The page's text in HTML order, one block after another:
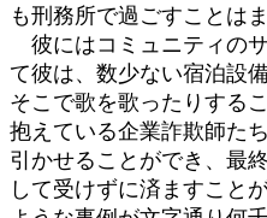
も刑務所で過ごすことは
彼にはコミュニティの
て彼は、数少ない宿泊設
そこで歌を歌ったりする
抱えている企業詐欺師た
引かせることができ、最
して受けずに済ますこと